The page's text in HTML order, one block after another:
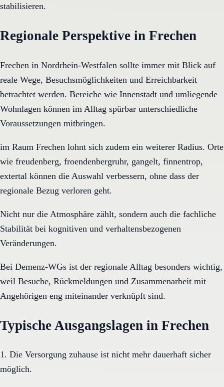
stabilisieren.
Regionale Perspektive in Frechen
Frechen in Nordrhein-Westfalen sollte immer mit Blick auf
reale Wege, Besuchsmöglichkeiten und Erreichbarkeit
betrachtet werden. Bereiche wie Innenstadt und umliegende
Wohnlagen können im Alltag spürbar unterschiedliche
Voraussetzungen mitbringen.
im Raum Frechen lohnt sich zudem ein weiterer Radius. Orte
wie freudenberg, froendenbergruhr, gangelt, finnentrop,
extertal können die Auswahl verbessern, ohne dass der
regionale Bezug verloren geht.
Nicht nur die Atmosphäre zählt, sondern auch die fachliche
Stabilität bei kognitiven und verhaltensbezogenen
Veränderungen.
Bei Demenz-WGs ist der regionale Alltag besonders wichtig,
weil Besuche, Rückmeldungen und Zusammenarbeit mit
Angehörigen eng miteinander verknüpft sind.
Typische Ausgangslagen in Frechen
1. Die Versorgung zuhause ist nicht mehr dauerhaft sicher
möglich.